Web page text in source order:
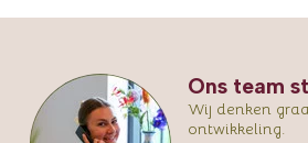
Ons team
Wij denken
ontwikkeling.